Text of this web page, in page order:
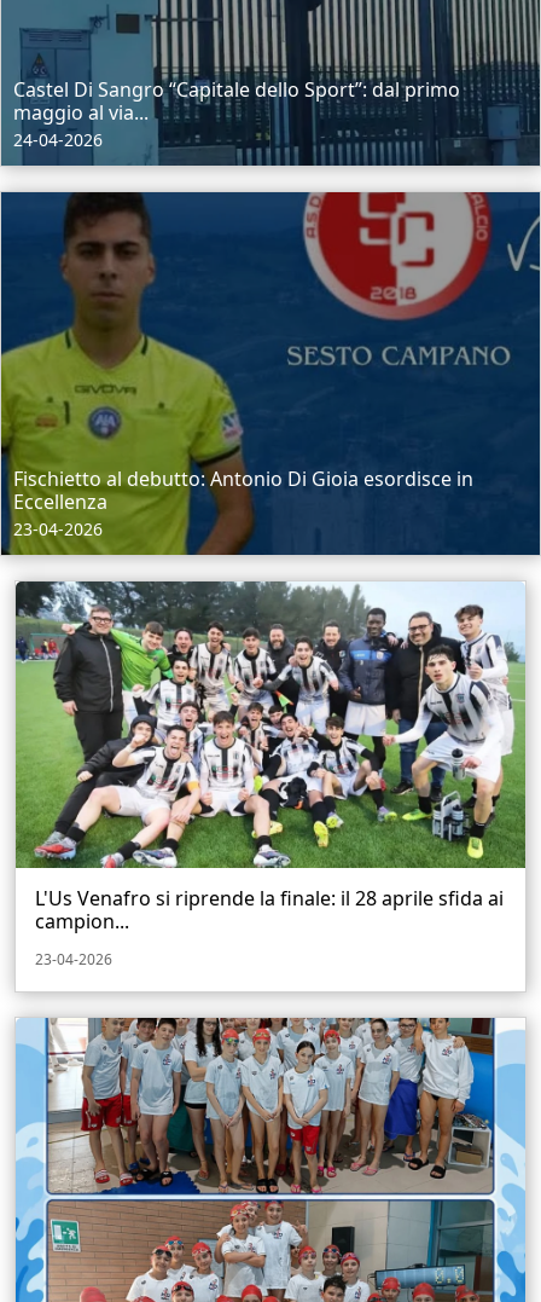
Castel Di Sangro “Capitale dello Sport”: dal primo
maggio al via...
24-04-2026
Fischietto al debutto: Antonio Di Gioia esordisce in
Eccellenza
23-04-2026
L'Us Venafro si riprende la finale: il 28 aprile sfida ai
campion...
23-04-2026